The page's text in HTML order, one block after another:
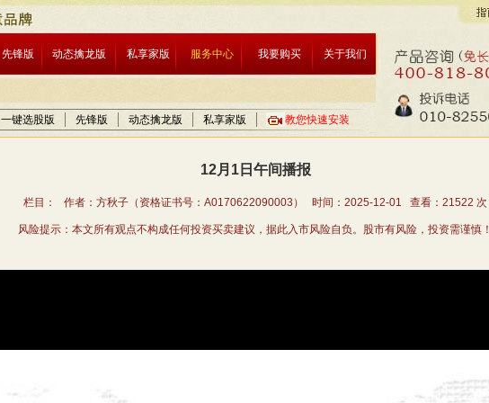
先锋版 动态擒龙版 私享家版 服务中心 我要购买 关于我们
一键选股版 先锋版 动态擒龙版 私享家版 教您快速安装
12月1日午间播报
栏目： 作者：方秋子（资格证书号：A0170622090003） 时间：2025-12-01 查看： 21522 次
风险提示：本文所有观点不构成任何投资买卖建议，据此入市风险自负。股市有风险，投资需谨慎！